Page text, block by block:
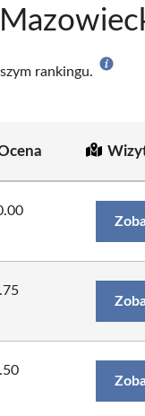
rankingu.